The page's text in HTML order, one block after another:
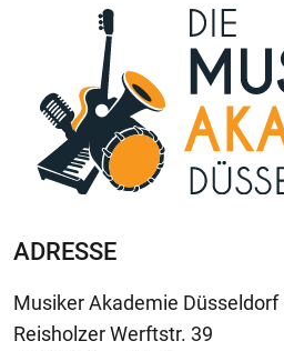
ADRESSE
Musiker Akademie Düsseldorf
Reisholzer Werftstr. 39